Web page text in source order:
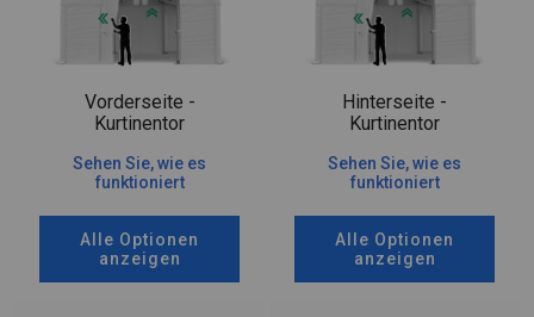
Vorderseite -
Kurtinentor
Sehen Sie, wie es
funktioniert
Alle Optionen
anzeigen
Hinterseite -
Kurtinentor
Sehen Sie, wie es
funktioniert
Alle Optionen
anzeigen